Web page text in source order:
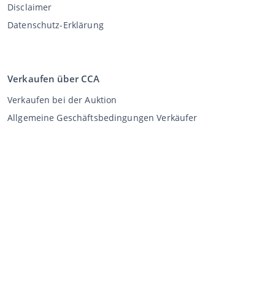
Disclaimer
Datenschutz-Erklärung
Verkaufen über CCA
Verkaufen bei der Auktion
Allgemeine Geschäftsbedingungen Verkäufer